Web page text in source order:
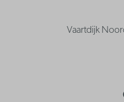
Vaartdijk